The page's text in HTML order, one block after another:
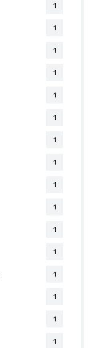
1
1
1
1
1
1
1
1
1
1
1
1
1
1
1
1